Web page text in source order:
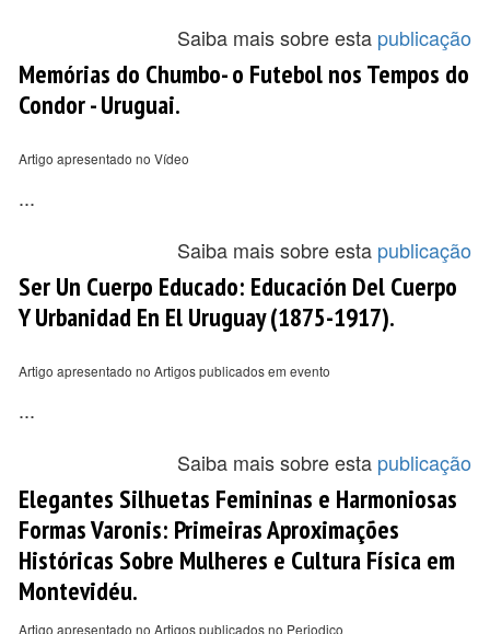
Saiba mais sobre esta publicação
Memórias do Chumbo- o Futebol nos Tempos do
Condor - Uruguai.
Artigo apresentado no Vídeo
...
Saiba mais sobre esta publicação
Ser Un Cuerpo Educado: Educación Del Cuerpo
Y Urbanidad En El Uruguay (1875-1917).
Artigo apresentado no Artigos publicados em evento
...
Saiba mais sobre esta publicação
Elegantes Silhuetas Femininas e Harmoniosas
Formas Varonis: Primeiras Aproximações
Históricas Sobre Mulheres e Cultura Física em
Montevidéu.
Artigo apresentado no Artigos publicados no Periodico